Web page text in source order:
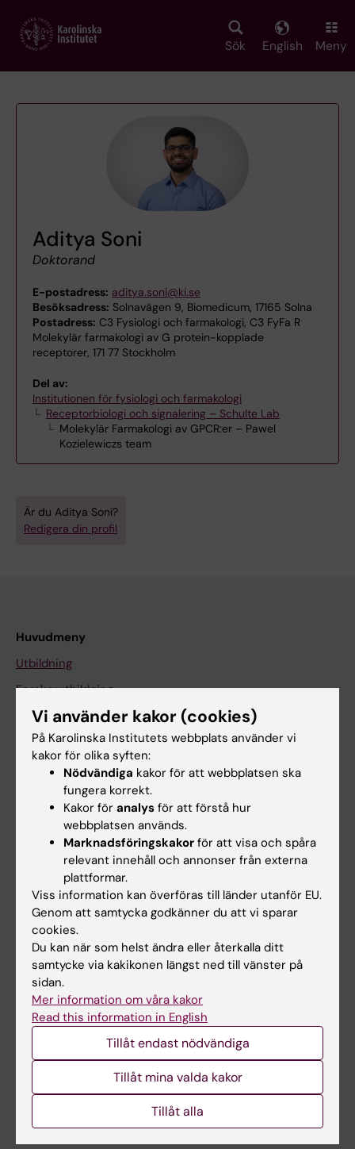
main
Sök English Meny
Aditya Soni
Doktorand
E-postadress: aditya.soni@ki.se
Besöksadress: Solnavägen 9, Biomedicum, 17165 Solna
Postadress: C3 Fysiologi och farmakologi, C3 FyFa R
Molekylär farmakologi av G protein-kopplade
receptorer, 171 77 Stockholm
Del av:
Institutionen för fysiologi och farmakologi
Receptorbiologi och signalering – Schulte Lab
Molekylär Farmakologi av GPCR:er – Pawel
Kozielewiczs team
Är du Aditya Soni?
Redigera din profil
Huvudmeny
Utbildning
Forskarutbildning
Forskning
Om KI
Kalender
Student
Ladok
Canvas
Schema
Studentmejlen
Kurs- och programwebbar
Medarbetare
Medarbetarportalen
Vi använder kakor (cookies)
På Karolinska Institutets webbplats använder vi
kakor för olika syften:
Nödvändiga kakor för att webbplatsen ska
fungera korrekt.
Kakor för analys för att förstå hur
webbplatsen används.
Marknadsföringskakor för att visa och spåra
relevant innehåll och annonser från externa
plattformar.
Viss information kan överföras till länder utanför EU.
Genom att samtycka godkänner du att vi sparar
cookies.
Du kan när som helst ändra eller återkalla ditt
samtycke via kakikonen längst ned till vänster på
sidan.
Mer information om våra kakor
Read this information in English
Tillåt endast nödvändiga
Tillåt mina valda kakor
Tillåt alla